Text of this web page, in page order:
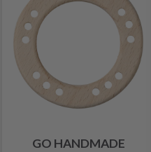
GO HANDMADE